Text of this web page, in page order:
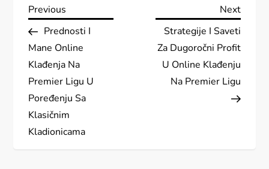
P
o
s
t
n
Previous
Post
Previous
Prednosti I
Mane Online
Klađenja Na
Premier Ligu U
Poređenju Sa
Klasičnim
Kladionicama
Next
Post
Next
Strategije I Saveti
Za Dugoročni Profit
U Online Klađenju
Na Premier Ligu